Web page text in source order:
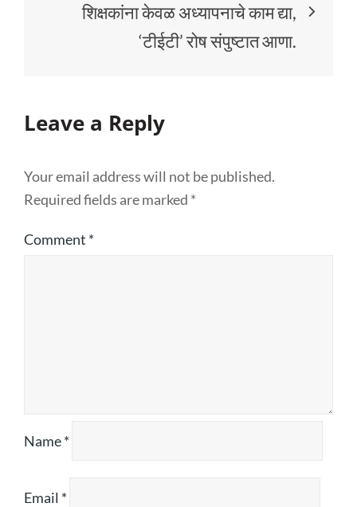
शिक्षकांना केवळ अध्यापनाचे काम द्या,
‘टीईटी’ रोष संपुष्टात आणा.
Leave a Reply
Your email address will not be published.
Required fields are marked *
Comment *
Name*
Email *